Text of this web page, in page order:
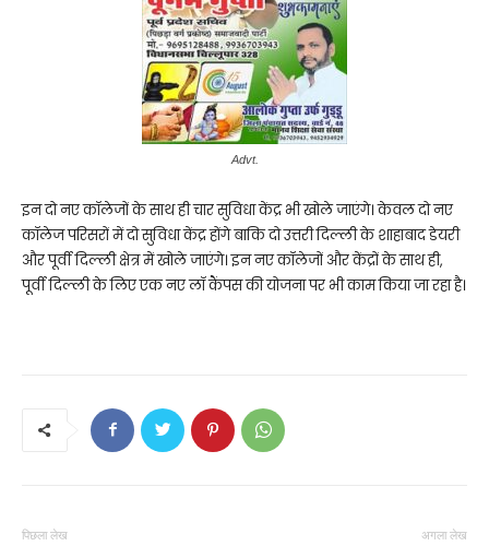
Advt.
इन दो नए कॉलेजों के साथ ही चार सुविधा केंद्र भी खोले जाएंगे। केवल दो नए
कॉलेज परिसरों में दो सुविधा केंद्र होंगे बाकि दो उत्तरी दिल्ली के शाहाबाद डेयरी
और पूर्वी दिल्ली क्षेत्र में खोले जाएंगे। इन नए कॉलेजों और केंद्रों के साथ ही,
पूर्वी दिल्ली के लिए एक नए लॉ कैंपस की योजना पर भी काम किया जा रहा है।
पिछला लेख अगला लेख